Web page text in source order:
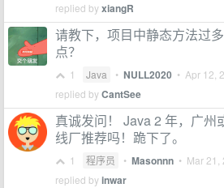
replied byxiangR
请教下，项目中静态方法过
点？
1 Java • NULL2020 • Apr 12,
replied byCantSee
真诚发问！ Java 2 年，广州
线厂推荐吗！跪下了。
1 程序员 • Masonnn • Mar 21,
replied byinwar